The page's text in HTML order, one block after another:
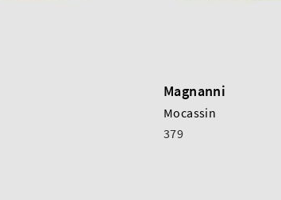
Magnanni
Mocassin
379